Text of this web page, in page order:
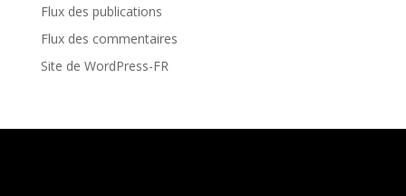
Flux des publications
Flux des commentaires
Site de WordPress-FR